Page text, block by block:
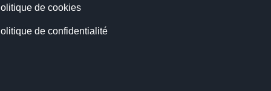
de cookies
de confidentialité